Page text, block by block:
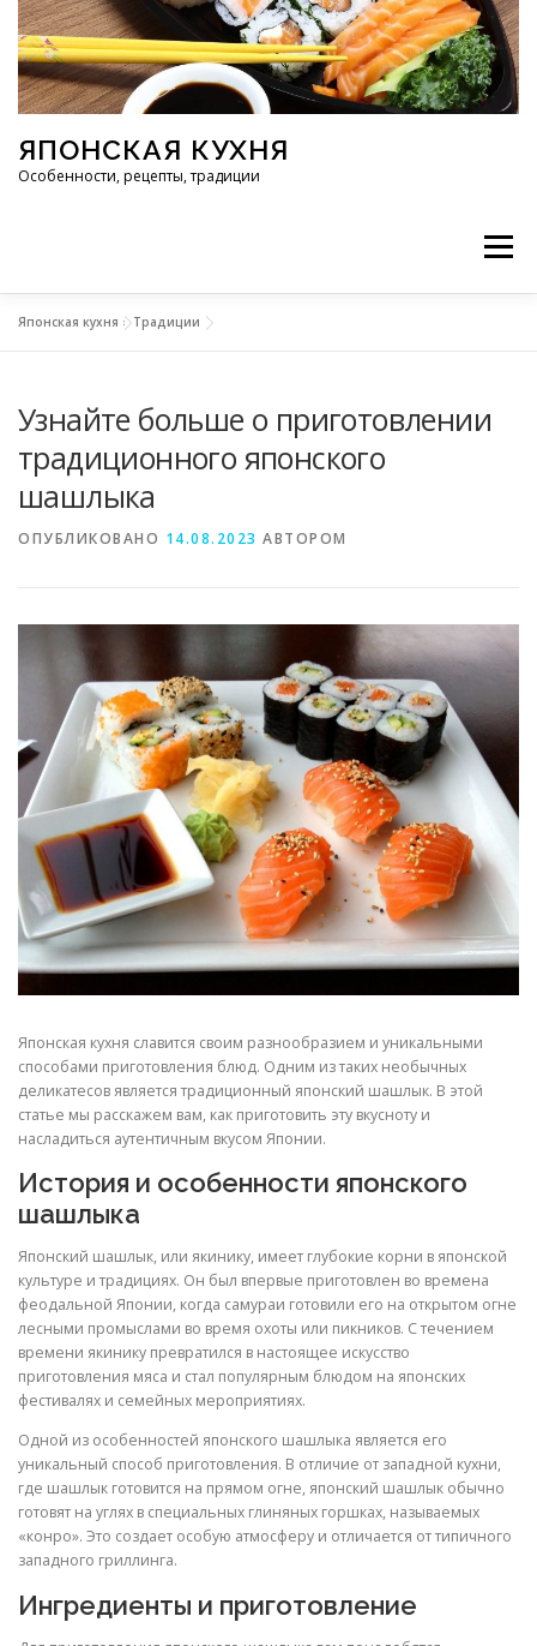
Перейти к содержимому
ЯПОНСКАЯ КУХНЯ
Особенности, рецепты, традиции
Меню
РЕЦЕПТЫ ТРАДИЦИИ СТАТЬИ
Японская кухня »Традиции
Узнайте больше о приготовлении
традиционного японского
шашлыка
ОПУБЛИКОВАНО 14.08.2023 АВТОРОМ
Японская кухня славится своим разнообразием и уникальными
способами приготовления блюд. Одним из таких необычных
деликатесов является традиционный японский шашлык. В этой
статье мы расскажем вам, как приготовить эту вкусноту и
насладиться аутентичным вкусом Японии.
История и особенности японского
шашлыка
Японский шашлык, или якинику, имеет глубокие корни в японской
культуре и традициях. Он был впервые приготовлен во времена
феодальной Японии, когда самураи готовили его на открытом огне
лесными промыслами во время охоты или пикников. С течением
времени якинику превратился в настоящее искусство
приготовления мяса и стал популярным блюдом на японских
фестивалях и семейных мероприятиях.
Одной из особенностей японского шашлыка является его
уникальный способ приготовления. В отличие от западной кухни,
где шашлык готовится на прямом огне, японский шашлык обычно
готовят на углях в специальных глиняных горшках, называемых
«конро». Это создает особую атмосферу и отличается от типичного
западного гриллинга.
Ингредиенты и приготовление